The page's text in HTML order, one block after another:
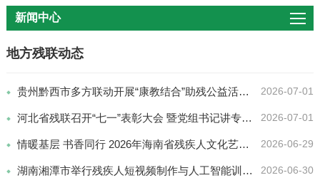
新闻中心
地方残联动态
2026-07-01
贵州黔西市多方联动开展“康教结合”助残公益活动 中医温情护航特殊儿童成长
2026-07-01
河北省残联召开“七一”表彰大会 暨党组书记讲专题党课
2026-06-29
情暖基层 书香同行 2026年海南省残疾人文化艺术下乡巡演圆满落幕 线上线下近 3.2 万人次共享文化温情
2026-06-30
湖南湘潭市举行残疾人短视频制作与人工智能训练师技能培训班